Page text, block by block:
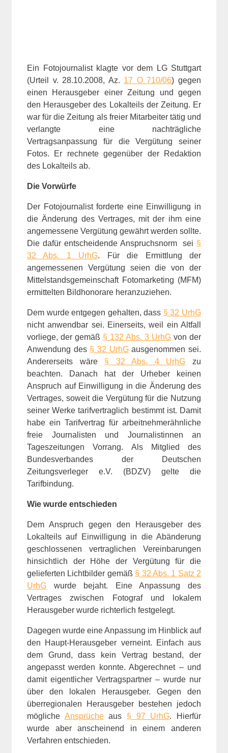
Ein Fotojournalist klagte vor dem LG Stuttgart
(Urteil v. 28.10.2008, Az. 17 O 710/06) gegen
einen Herausgeber einer Zeitung und gegen
den Herausgeber des Lokalteils der Zeitung. Er
war für die Zeitung als freier Mitarbeiter tätig und
verlangte eine nachträgliche
Vertragsanpassung für die Vergütung seiner
Fotos. Er rechnete gegenüber der Redaktion
des Lokalteils ab.
Die Vorwürfe
Der Fotojournalist forderte eine Einwilligung in
die Änderung des Vertrages, mit der ihm eine
angemessene Vergütung gewährt werden sollte.
Die dafür entscheidende Anspruchsnorm sei §
32 Abs. 1 UrhG. Für die Ermittlung der
angemessenen Vergütung seien die von der
Mittelstandsgemeinschaft Fotomarketing (MFM)
ermittelten Bildhonorare heranzuziehen.
Dem wurde entgegen gehalten, dass § 32 UrhG
nicht anwendbar sei. Einerseits, weil ein Altfall
vorliege, der gemäß § 132 Abs. 3 UrhG von der
Anwendung des § 32 UrhGausgenommen sei.
Andererseits wäre § 32 Abs. 4 UrhG zu
beachten. Danach hat der Urheber keinen
Anspruch auf Einwilligung in die Änderung des
Vertrages, soweit die Vergütung für die Nutzung
seiner Werke tarifvertraglich bestimmt ist. Damit
habe ein Tarifvertrag für arbeitnehmerähnliche
freie Journalisten und Journalistinnen an
Tageszeitungen Vorrang. Als Mitglied des
Bundesverbandes der Deutschen
Zeitungsverleger e.V. (BDZV) gelte die
Tarifbindung.
Wie wurde entschieden
Dem Anspruch gegen den Herausgeber des
Lokalteils auf Einwilligung in die Abänderung
geschlossenen vertraglichen Vereinbarungen
hinsichtlich der Höhe der Vergütung für die
gelieferten Lichtbilder gemäß § 32 Abs. 1 Satz 2
UrhG wurde bejaht. Eine Anpassung des
Vertrages zwischen Fotograf und lokalem
Herausgeber wurde richterlich festgelegt.
Dagegen wurde eine Anpassung im Hinblick auf
den Haupt-Herausgeber verneint. Einfach aus
dem Grund, dass kein Vertrag bestand, der
angepasst werden konnte. Abgerechnet – und
damit eigentlicher Vertragspartner – wurde nur
über den lokalen Herausgeber. Gegen den
überregionalen Herausgeber bestehen jedoch
mögliche Ansprücheaus § 97 UrhG. Hierfür
wurde aber anscheinend in einem anderen
Verfahren entschieden.